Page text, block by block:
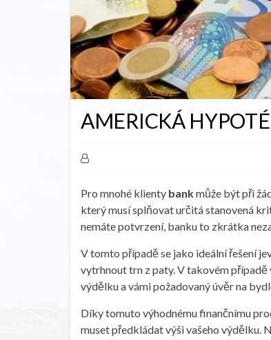
AMERICKÁ
Pro mnohé klienty bankmůže být při
který musí splňovat určitá stanovená
nemáte potvrzení, banku to zkrátka
V tomto případě se jako ideální řešení
vytrhnout trn z paty. V takovém případě
výdělku a vámi požadovaný úvěr na
Díky tomuto výhodnému finančnímu
muset předkládat výši vašeho výdělku.